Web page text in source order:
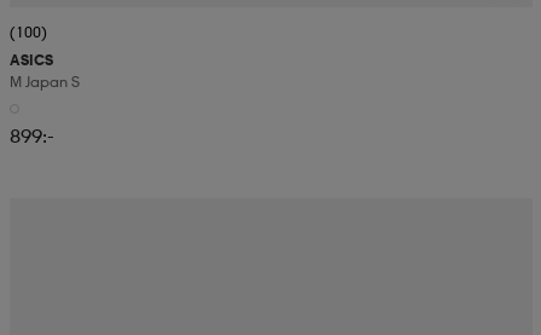
(100)
ASICS
M Japan S
899:-